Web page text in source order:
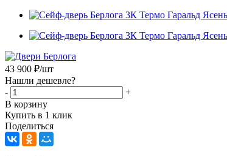
43 900 ₽/шт
Нашли дешевле?
-
+
В корзину
Купить в 1 клик
Поделиться